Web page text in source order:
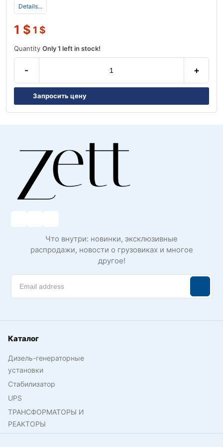
Details...
1 $ 1 $
Quantity Only 1 left in stock!
- +
Запросить цену
Что внутри: новинки, эксклюзивные
распродажи, новости о грузовиках и многое
другое!
Каталог
Дизель-генераторные
установки
Стабилизатор
UPS
ТРАНСФОРМАТОРЫ И
РЕАКТОРЫ